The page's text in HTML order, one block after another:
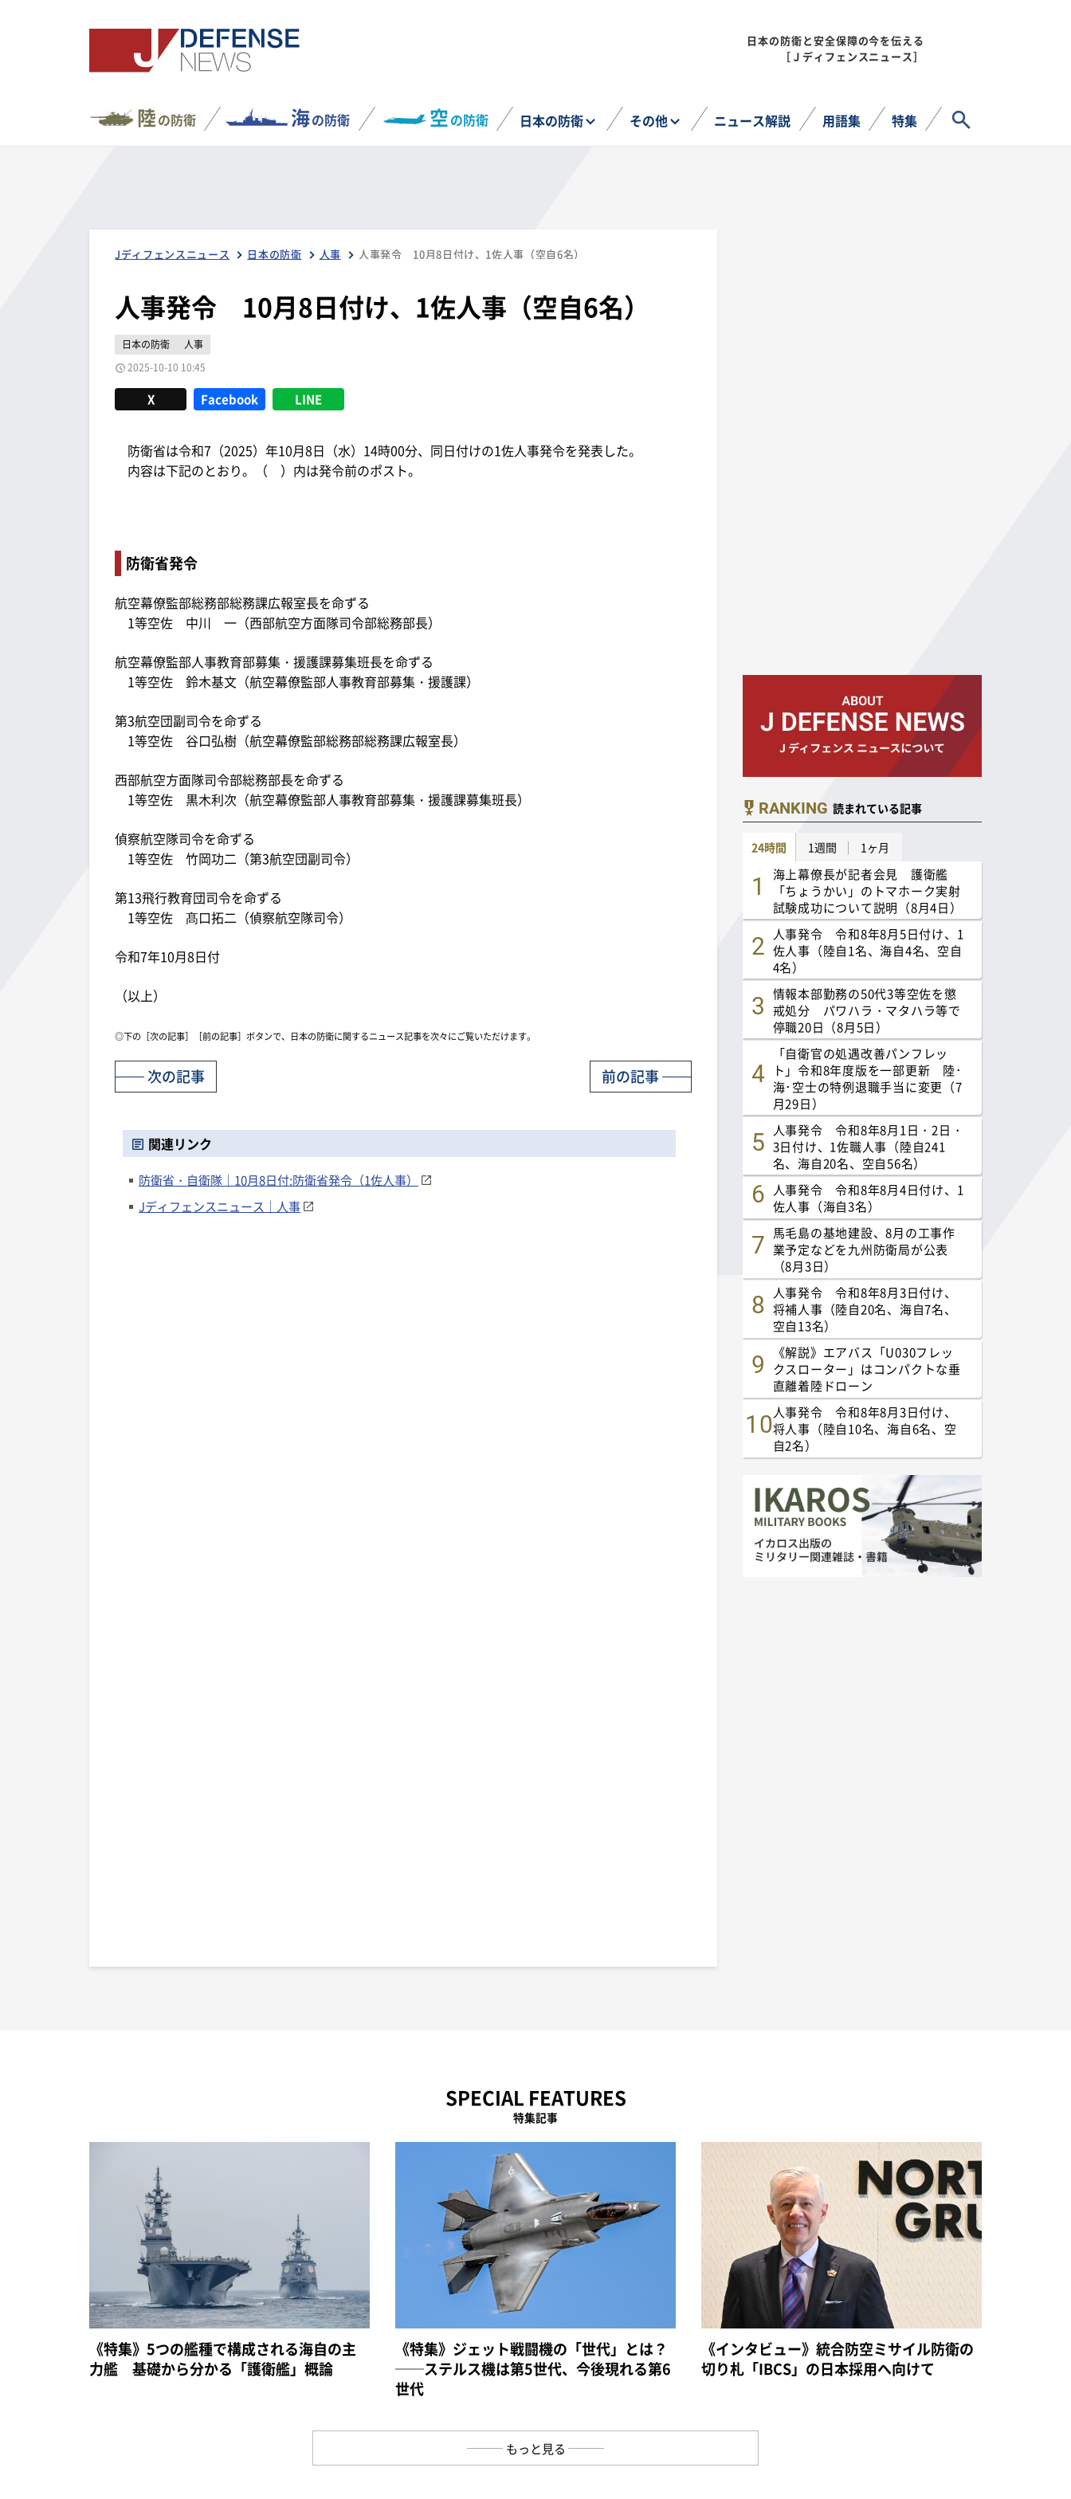
日本の防衛と安全保障の今を伝える
［Ｊディフェンスニュース］
陸の防衛 海の防衛 空の防衛 日本の防衛 その他 ニュース解説 用語集 特集
Jディフェンスニュース 日本の防衛 人事 人事発令 10月8日付け、1佐人事（空自6名）
人事発令 10月8日付け、1佐人事（空自6名）
日本の防衛
人事
2025-10-10 10:45
X Facebook LINE
防衛省は令和7（2025）年10月8日（水）14時00分、同日付けの1佐人事発令を発表した。
内容は下記のとおり。（ ）内は発令前のポスト。
防衛省発令
航空幕僚監部総務部総務課広報室長を命ずる
1等空佐 中川 一（西部航空方面隊司令部総務部長）
航空幕僚監部人事教育部募集・援護課募集班長を命ずる
1等空佐 鈴木基文（航空幕僚監部人事教育部募集・援護課）
第3航空団副司令を命ずる
1等空佐 谷口弘樹（航空幕僚監部総務部総務課広報室長）
西部航空方面隊司令部総務部長を命ずる
1等空佐 黒木利次（航空幕僚監部人事教育部募集・援護課募集班長）
偵察航空隊司令を命ずる
1等空佐 竹岡功二（第3航空団副司令）
第13飛行教育団司令を命ずる
1等空佐 髙口拓二（偵察航空隊司令）
令和7年10月8日付
（以上）
◎下の［次の記事］［前の記事］ボタンで、日本の防衛に関するニュース記事を次々にご覧いただけます。
前の記事
次の記事
関連リンク
防衛省・自衛隊｜10月8日付:防衛省発令（1佐人事）
Jディフェンスニュース｜人事
RANKING 読まれている記事
24時間 1週間 1ヶ月
海上幕僚長が記者会見 護衛艦
「ちょうかい」のトマホーク実射
試験成功について説明（8月4日）
人事発令 令和8年8月5日付け、1
佐人事（陸自1名、海自4名、空自
4名）
情報本部勤務の50代3等空佐を懲
戒処分 パワハラ・マタハラ等で
停職20日（8月5日）
「自衛官の処遇改善パンフレッ
ト」令和8年度版を一部更新 陸･
海･空士の特例退職手当に変更（7
月29日）
人事発令 令和8年8月1日・2日・
3日付け、1佐職人事（陸自241
名、海自20名、空自56名）
人事発令 令和8年8月4日付け、1
佐人事（海自3名）
馬毛島の基地建設、8月の工事作
業予定などを九州防衛局が公表
（8月3日）
人事発令 令和8年8月3日付け、
将補人事（陸自20名、海自7名、
空自13名）
《解説》エアバス「U030フレッ
クスローター」はコンパクトな垂
直離着陸ドローン
人事発令 令和8年8月3日付け、
将人事（陸自10名、海自6名、空
自2名）
SPECIAL FEATURES
特集記事
《特集》5つの艦種で構成される海自の主
力艦 基礎から分かる「護衛艦」概論
《特集》ジェット戦闘機の「世代」とは？
──ステルス機は第5世代、今後現れる第6
世代
《インタビュー》統合防空ミサイル防衛の
切り札「IBCS」の日本採用へ向けて
もっと見る